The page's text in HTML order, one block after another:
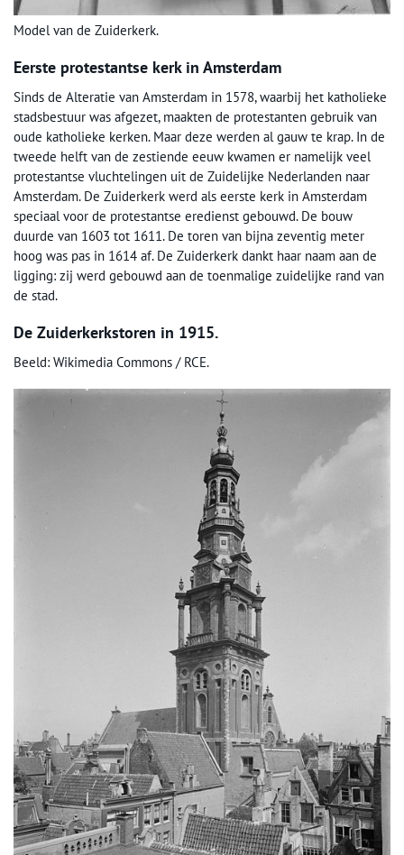
Model van de Zuiderkerk.
Eerste protestantse kerk in Amsterdam
Sinds de Alteratie van Amsterdam in 1578, waarbij het katholieke
stadsbestuur was afgezet, maakten de protestanten gebruik van
oude katholieke kerken. Maar deze werden al gauw te krap. In de
tweede helft van de zestiende eeuw kwamen er namelijk veel
protestantse vluchtelingen uit de Zuidelijke Nederlanden naar
Amsterdam. De Zuiderkerk werd als eerste kerk in Amsterdam
speciaal voor de protestantse eredienst gebouwd. De bouw
duurde van 1603 tot 1611. De toren van bijna zeventig meter
hoog was pas in 1614 af. De Zuiderkerk dankt haar naam aan de
ligging: zij werd gebouwd aan de toenmalige zuidelijke rand van
de stad.
De Zuiderkerkstoren in 1915.
Beeld: Wikimedia Commons / RCE.